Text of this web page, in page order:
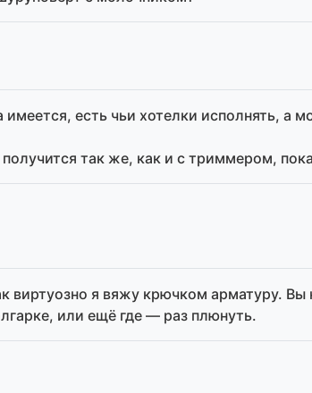
есть чьи хотелки исполнять, а
так же, как и с триммером,
виртуозно я вяжу крючком арматуру.
или ещё где — раз плюнуть.